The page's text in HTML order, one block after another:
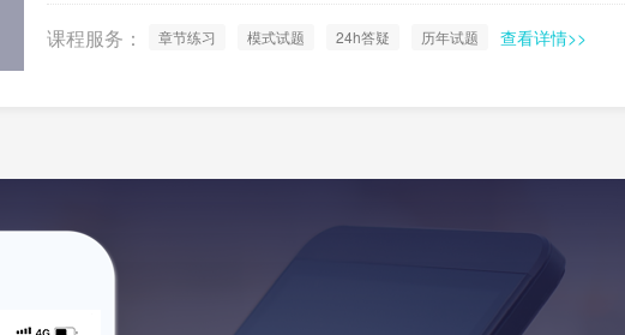
课程服务： 章节练习 模式试题 24h答疑 历年试题 查看详情>>